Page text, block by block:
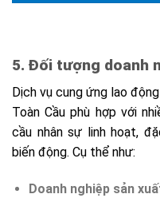
5. Đối tượng doanh
Dịch vụ cung ứng lao
Toàn Cầu phù hợp với
cầu nhân sự linh hoạt,
biến động. Cụ thể như:
Doanh nghiệp sản